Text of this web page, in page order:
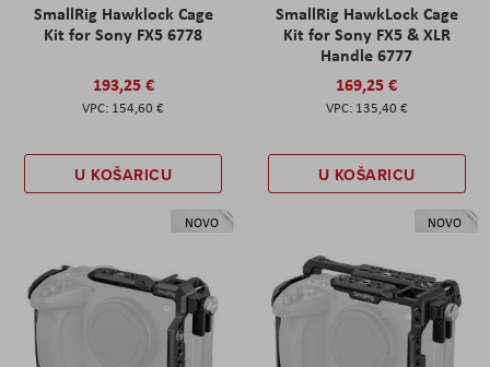
SmallRig Hawklock Cage
Kit for Sony FX5 6778
193,25 €
154,60 €
U KOŠARICU
SmallRig HawkLock Cage
Kit for Sony FX5 & XLR
Handle 6777
169,25 €
135,40 €
U KOŠARICU
NOVO NOVO